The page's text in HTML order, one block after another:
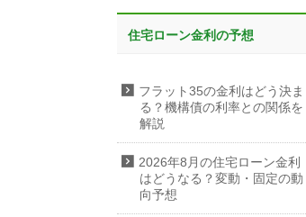
住宅ローン金利の予想
フラット35の金利はどう決ま
る？機構債の利率との関係を
解説
2026年8月の住宅ローン金利
はどうなる？変動・固定の動
向予想